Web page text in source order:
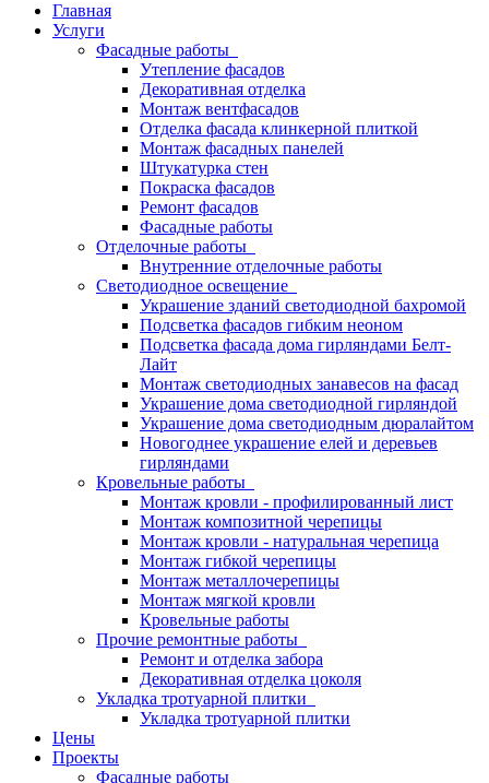
Главная
Услуги
Фасадные работы
Утепление фасадов
Декоративная отделка
Монтаж вентфасадов
Отделка фасада клинкерной плиткой
Монтаж фасадных панелей
Штукатурка стен
Покраска фасадов
Ремонт фасадов
Фасадные работы
Отделочные работы
Внутренние отделочные работы
Светодиодное освещение
Украшение зданий светодиодной бахромой
Подсветка фасадов гибким неоном
Подсветка фасада дома гирляндами Белт-
Лайт
Монтаж светодиодных занавесов на фасад
Украшение дома светодиодной гирляндой
Украшение дома светодиодным дюралайтом
Новогоднее украшение елей и деревьев
гирляндами
Кровельные работы
Монтаж кровли - профилированный лист
Монтаж композитной черепицы
Монтаж кровли - натуральная черепица
Монтаж гибкой черепицы
Монтаж металлочерепицы
Монтаж мягкой кровли
Кровельные работы
Прочие ремонтные работы
Ремонт и отделка забора
Декоративная отделка цоколя
Укладка тротуарной плитки
Укладка тротуарной плитки
Цены
Проекты
Фасадные работы